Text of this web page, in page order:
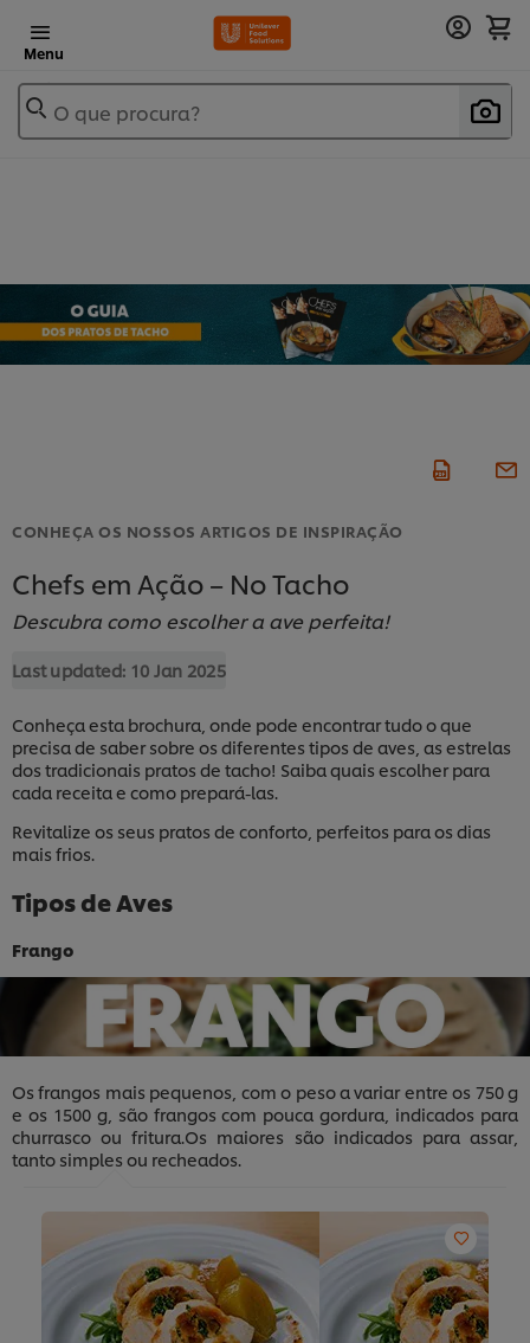
Menu
O que procura?
CONHEÇA OS NOSSOS ARTIGOS DE INSPIRAÇÃO
Chefs em Ação – No Tacho
Descubra como escolher a ave perfeita!
Last updated: 10 Jan 2025
Conheça esta brochura, onde pode encontrar tudo o que
precisa de saber sobre os diferentes tipos de aves, as estrelas
dos tradicionais pratos de tacho! Saiba quais escolher para
cada receita e como prepará-las.
Revitalize os seus pratos de conforto, perfeitos para os dias
mais frios.
Tipos de Aves
Frango
Os frangos mais pequenos, com o peso a variar entre os 750 g
e os 1500 g, são frangos com pouca gordura, indicados para
churrasco ou fritura.Os maiores são indicados para assar,
tanto simples ou recheados.